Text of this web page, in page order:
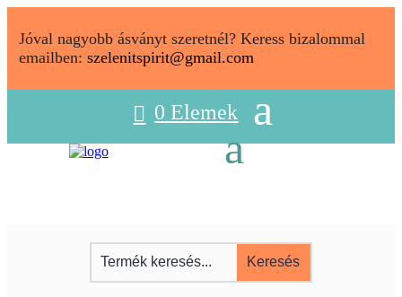
Jóval nagyobb ásványt szeretnél? Keress bizalommal
emailben: szelenitspirit@gmail.com
0 Elemek